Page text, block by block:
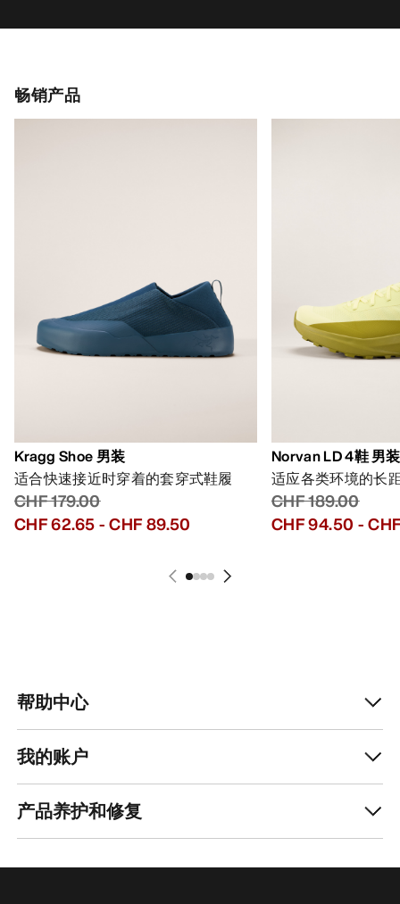
畅销产品
Kragg Shoe 男装
适合快速接近时穿着的套穿式鞋履
CHF 179.00
CHF 62.65-CHF 89.50
Norvan LD 4鞋 男装
适应各类环境的长
CHF 189.00
CHF 94.50 -
帮助中心
我的账户
产品养护和修复